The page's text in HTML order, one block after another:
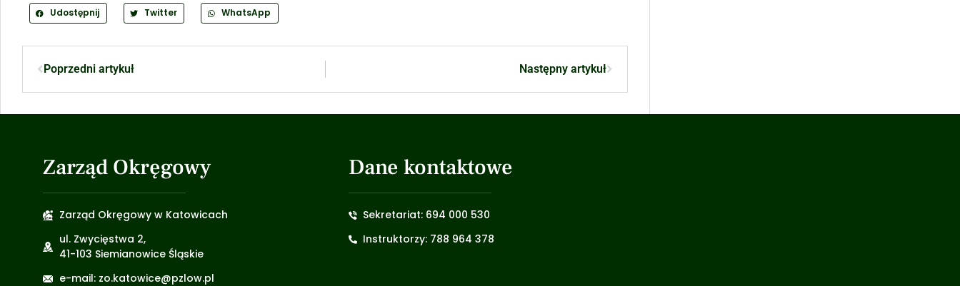
Udostępnij Twitter WhatsApp
Poprzedni artykuł Następny artykuł
Zarząd Okręgowy
Zarząd Okręgowy w Katowicach
ul. Zwycięstwa 2,
41-103 Siemianowice Śląskie
e-mail: zo.katowice@pzlow.pl
Dane kontaktowe
Sekretariat: 694 000 530
Instruktorzy: 788 964 378